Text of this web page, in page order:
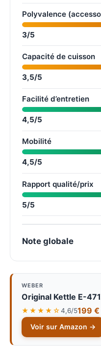
Polyvalence
3/5
Capacité de cuisson
3,5/5
Facilité d’entretien
4,5/5
Mobilité
4,5/5
Rapport qualité/prix
5/5
Note globale
WEBER
Original Kettle E-
★★★★☆4,6/5199 €
Voir sur Amazon →